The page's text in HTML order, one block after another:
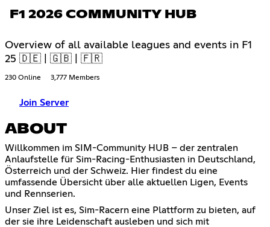
F1 2026 COMMUNITY HUB
Overview of all available leagues and events in F1
25 🇩🇪 | 🇬🇧 | 🇫🇷
230 Online 3,777 Members
Join Server
ABOUT
Willkommen im SIM-Community HUB – der zentralen
Anlaufstelle für Sim-Racing-Enthusiasten in Deutschland,
Österreich und der Schweiz. Hier findest du eine
umfassende Übersicht über alle aktuellen Ligen, Events
und Rennserien.
Unser Ziel ist es, Sim-Racern eine Plattform zu bieten, auf
der sie ihre Leidenschaft ausleben und sich mit